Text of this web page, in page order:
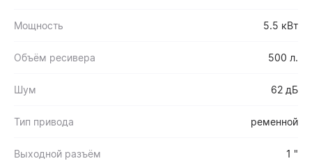
Мощность 5.5 кВт
Объём ресивера 500 л.
Шум 62 дБ
Тип привода ременной
Выходной разъём 1 "